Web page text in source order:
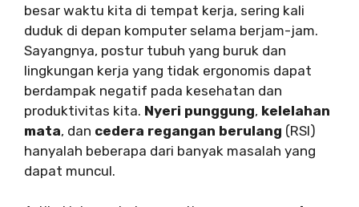
besar waktu kita di tempat kerja, sering kali
duduk di depan komputer selama berjam-jam.
Sayangnya, postur tubuh yang buruk dan
lingkungan kerja yang tidak ergonomis dapat
berdampak negatif pada kesehatan dan
produktivitas kita. Nyeri punggung, kelelahan
mata, dan cedera regangan berulang (RSI)
hanyalah beberapa dari banyak masalah yang
dapat muncul.